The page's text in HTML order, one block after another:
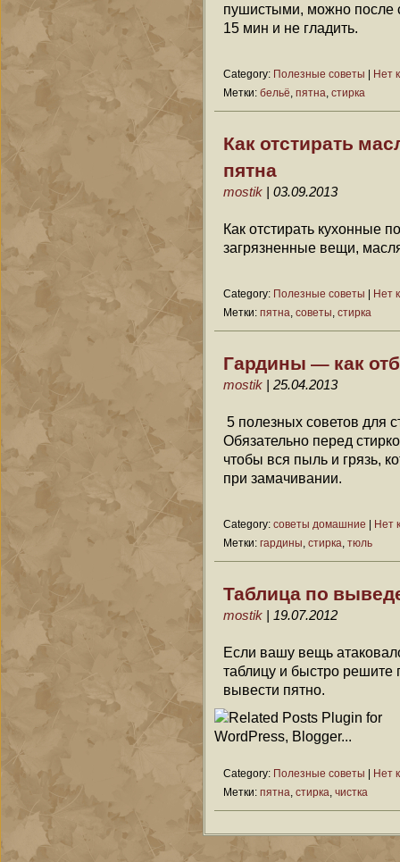
пушистыми, можно после
15 мин и не гладить.
Category: Полезные советы
Нет
Метки: бельё пятна стирка
Как отстирать
пятна
mostik | 03.09.2013
Как отстирать кухонные
загрязненные вещи,
Category: Полезные советы
Нет
Метки: пятна советы стирка
Гардины — как
mostik | 25.04.2013
5 полезных советов для
Обязательно перед
чтобы вся пыль и грязь,
при замачивании.
Category: советы домашние
Нет
Метки: гардины стирка тюль
Таблица по
mostik | 19.07.2012
Если вашу вещь
таблицу и быстро решите
вывести пятно.
Category: Полезные советы
Нет
Метки: пятна стирка чистка